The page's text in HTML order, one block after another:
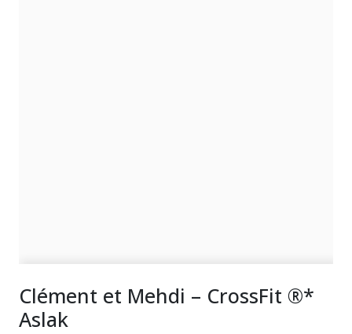
Clément et Mehdi – CrossFit ®*
Aslak